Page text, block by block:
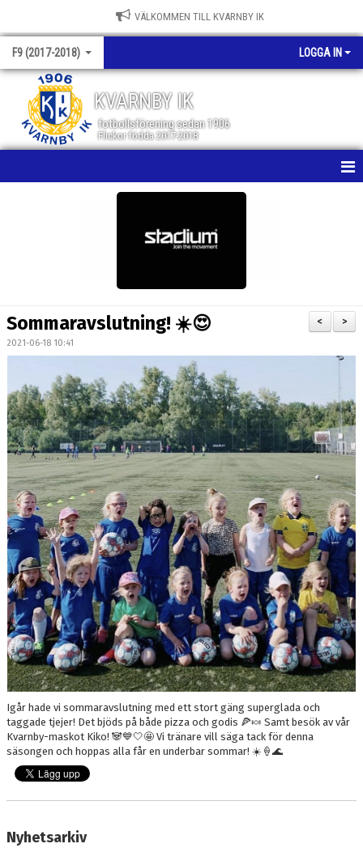
VÄLKOMMEN TILL KVARNBY IK
F9 (2017-2018) LOGGA IN
KVARNBY IK
fotbollsförening sedan 1906
Flickor födda 2017-2018
MATCHER
KONTAKT
>
<
Sommaravslutning! ☀️😍
2021-06-18 10:41
Igår hade vi sommaravslutning med ett stort gäng superglada och
taggade tjejer! Det bjöds på både pizza och godis 🍕🍬 Samt besök av vår
Kvarnby-maskot Kiko! 🐼💙🤍🤩 Vi tränare vill säga tack för denna
säsongen och hoppas alla får en underbar sommar! ☀️🍦🌊
Nyhetsarkiv